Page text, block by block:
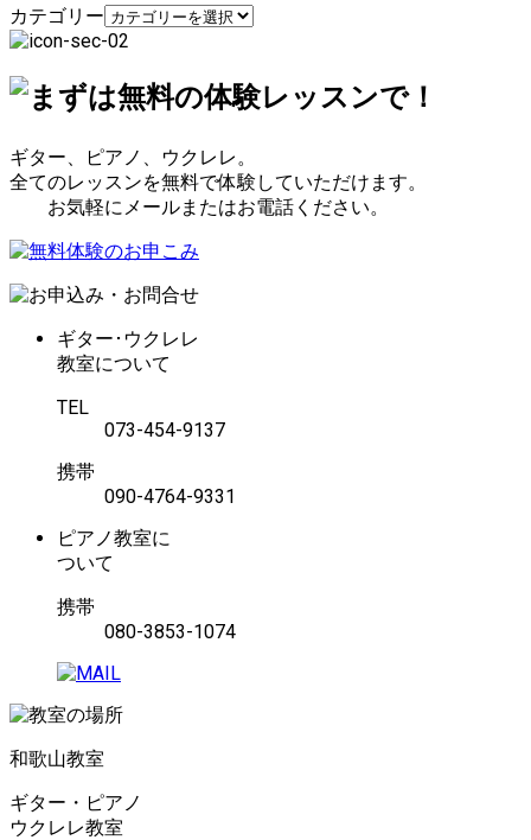
カテゴリー
ギター、ピアノ、ウクレレ。
全てのレッスンを無料で体験していただけます。
お気軽にメールまたはお電話ください。
ギター･ウクレレ
教室について
TEL
073-454-9137
携帯
090-4764-9331
ピアノ教室に
ついて
携帯
080-3853-1074
和歌山教室
ギター・ピアノ
ウクレレ教室